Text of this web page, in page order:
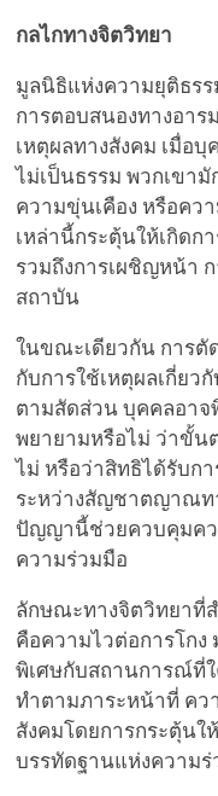
กลไกทางจิตวิทยา
มูลนิธิแห่งความยุติธร
การตอบสนองทางอา
เหตุผลทางสังคม เมื่อ
ไม่เป็นธรรม พวกเขา
ความขุ่นเคือง หรือคว
เหล่านี้กระตุ้นให้เกิด
รวมถึงการเผชิญหน้า
สถาบัน
ในขณะเดียวกัน การตั
กับการใช้เหตุผลเกี่ย
ตามสัดส่วน บุคคลอาจ
พยายามหรือไม่ ว่าขั้น
ไม่ หรือว่าสิทธิได้รับก
ระหว่างสัญชาตญาณท
ปัญญานี้ช่วยควบคุมคว
ความร่วมมือ
ลักษณะทางจิตวิทยาที่
คือความไวต่อการโก
พิเศษกับสถานการณ์ที่
ทำตามภาระหน้าที่ ค
สังคมโดยการกระตุ้นใ
บรรทัดฐานแห่งความร่